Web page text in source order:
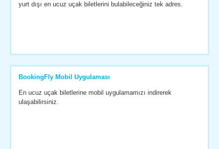
yurt dışı en ucuz uçak biletlerini bulabileceğiniz tek adres.
BookingFly Mobil Uygulaması
En ucuz uçak biletlerine mobil uygulamamızı indirerek
ulaşabilirsiniz.